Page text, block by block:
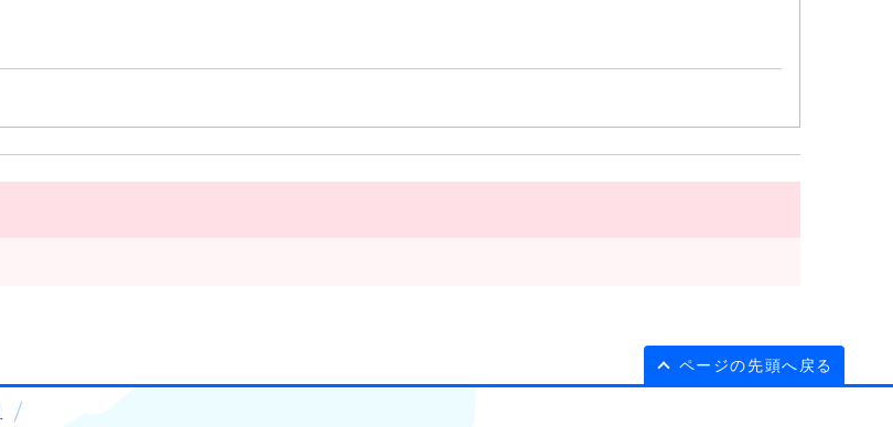
ページの先頭へ戻る